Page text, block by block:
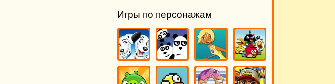
Игры по персонажам